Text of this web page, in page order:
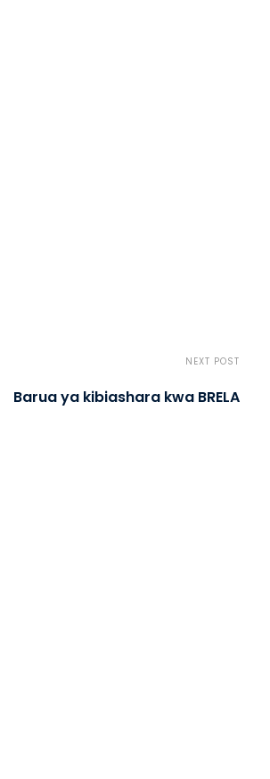
NEXT POST
Barua ya kibiashara kwa BRELA